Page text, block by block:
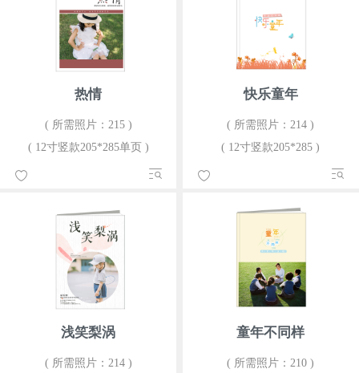
热情
( 所需照片：215 )
( 12寸竖款205*285单页 )
快乐童年
( 所需照片：214 )
( 12寸竖款205*285 )
浅笑梨涡
( 所需照片：214 )
童年不同样
( 所需照片：210 )